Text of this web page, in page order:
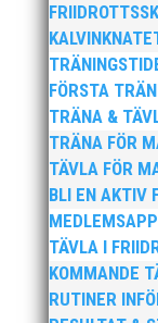
FÖRSTA
TRÄNA &
TRÄNA FÖR
TÄVLA FÖR
BLI EN AKTIV
TÄVLA I
KOMMANDE
RUTINER
Bilder från
Leandersson